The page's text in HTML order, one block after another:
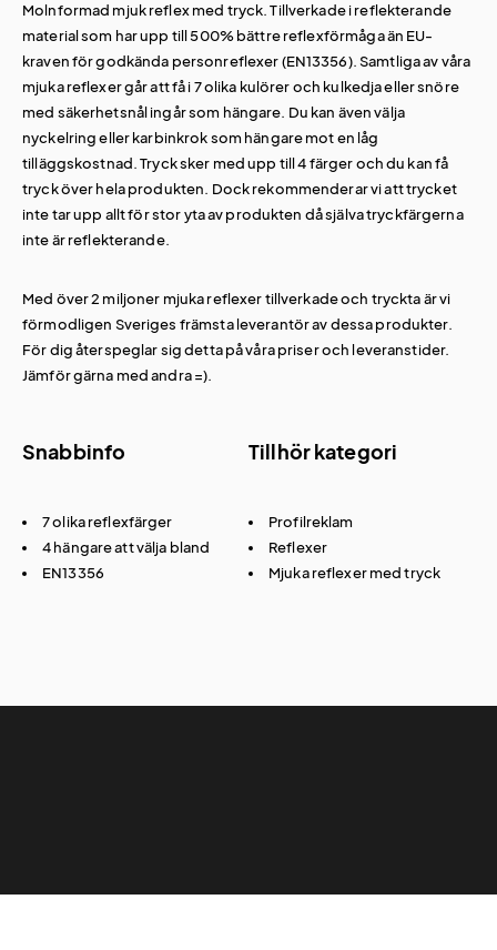
Molnformad mjuk reflex med tryck. Tillverkade i reflekterande
material som har upp till 500% bättre reflexförmåga än EU-
kraven för godkända personreflexer (EN13356). Samtliga av våra
mjuka reflexer går att få i 7 olika kulörer och kulkedja eller snöre
med säkerhetsnål ingår som hängare. Du kan även välja
nyckelring eller karbinkrok som hängare mot en låg
tilläggskostnad. Tryck sker med upp till 4 färger och du kan få
tryck över hela produkten. Dock rekommenderar vi att trycket
inte tar upp allt för stor yta av produkten då själva tryckfärgerna
inte är reflekterande.
Med över 2 miljoner mjuka reflexer tillverkade och tryckta är vi
förmodligen Sveriges främsta leverantör av dessa produkter.
För dig återspeglar sig detta på våra priser och leveranstider.
Jämför gärna med andra =).
Snabbinfo
7 olika reflexfärger
4 hängare att välja bland
EN13356
Tillhör kategori
Profilreklam
Reflexer
Mjuka reflexer med tryck